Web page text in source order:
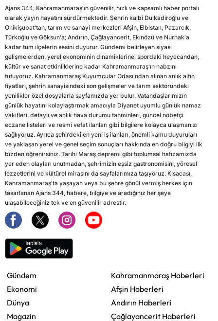
Ajans 344, Kahramanmaraş'ın güvenilir, hızlı ve kapsamlı haber portalı
olarak yayın hayatını sürdürmektedir. Şehrin kalbi Dulkadiroğlu ve
Onikişubat'tan, tarım ve sanayi merkezleri Afşin, Elbistan, Pazarcık,
Türkoğlu ve Göksun'a; Andırın, Çağlayancerit, Ekinözü ve Nurhak'a
kadar tüm ilçelerin sesini duyurur. Gündemi belirleyen siyasi
gelişmelerden, yerel ekonominin dinamiklerine, spordaki heyecandan,
kültür ve sanat etkinliklerine kadar Kahramanmaraş'ın nabzını
tutuyoruz. Kahramanmaraş Kuyumcular Odası'ndan alınan anlık altın
fiyatları, şehrin sanayisindeki son gelişmeler ve tarım sektöründeki
yenilikler özel dosyalarla sayfamızda yer bulur. Vatandaşlarımızın
günlük hayatını kolaylaştırmak amacıyla Diyanet uyumlu günlük namaz
vakitleri, detaylı ve anlık hava durumu tahminleri, güncel nöbetçi
eczane listeleri ve resmi vefat ilanları gibi bilgilere kolayca ulaşmanızı
sağlıyoruz. Ayrıca şehirdeki en yeni iş ilanları, önemli kamu duyuruları
ve yaklaşan yerel ve genel seçim sonuçları hakkında en doğru bilgiyi ilk
bizden öğrenirsiniz. Tarihi Maraş depremi gibi toplumsal hafızamızda
yer eden olayları unutmadan, şehrimizin eşsiz gastronomisini, yöresel
lezzetlerini ve kültürel mirasını da sayfalarımıza taşıyoruz. Kısacası,
Kahramanmaraş'ta yaşayan veya bu şehre gönül vermiş herkes için
tasarlanan Ajans 344, habere, bilgiye ve aradığınız her şeye
ulaşabileceğiniz tek ve en güvenilir adrestir.
Gündem
Ekonomi
Dünya
Magazin
Kahramanmaraş Haberleri
Afşin Haberleri
Andırın Haberleri
Çağlayancerit Haberleri